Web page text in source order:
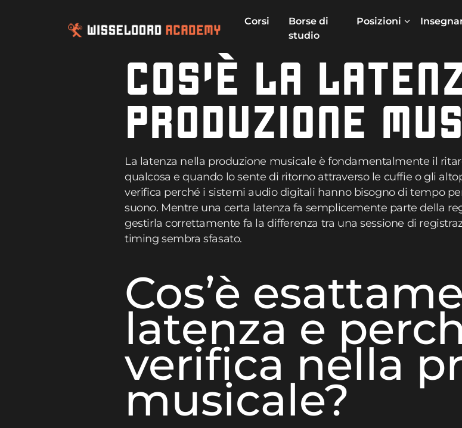
Corsi
Borse di
studio
Posizioni
COS’È LA
PRODUZIONE
La latenza nella produzione musicale è fondamentalmente il
qualcosa e quando lo sente di ritorno attraverso le cuffie o gli
verifica perché i sistemi audio digitali hanno bisogno di tempo
suono. Mentre una certa latenza fa semplicemente parte della
gestirla correttamente fa la differenza tra una sessione di
timing sembra sfasato.
Cos’è
latenza e
verifica nella
musicale?